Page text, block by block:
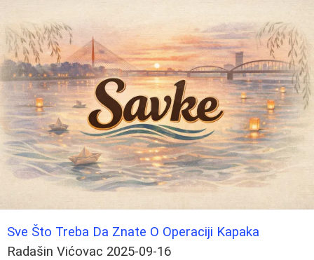
Sve Što Treba Da Znate O Operaciji Kapaka
Radašin Vićovac 2025-09-16